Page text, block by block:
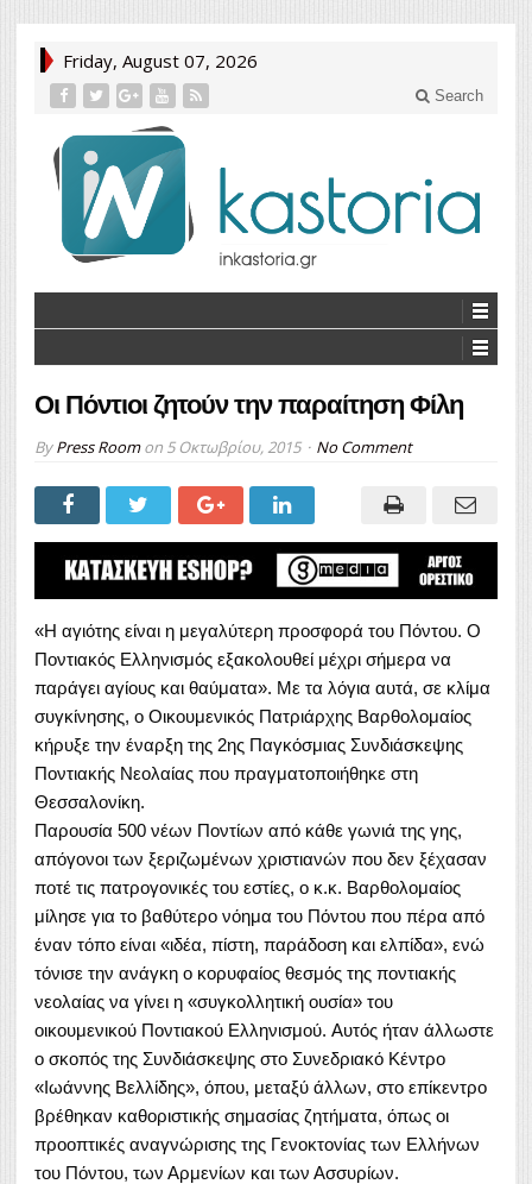
Friday, August 07, 2026
Search
Οι Πόντιοι ζητούν την παραίτηση Φίλη
ByPress Roomon 5 Οκτωβρίου, 2015 No Comment
«Η αγιότης είναι η μεγαλύτερη προσφορά του Πόντου. Ο
Ποντιακός Ελληνισμός εξακολουθεί μέχρι σήμερα να
παράγει αγίους και θαύματα». Με τα λόγια αυτά, σε κλίμα
συγκίνησης, ο Οικουμενικός Πατριάρχης Βαρθολομαίος
κήρυξε την έναρξη της 2ης Παγκόσμιας Συνδιάσκεψης
Ποντιακής Νεολαίας που πραγματοποιήθηκε στη
Θεσσαλονίκη.
Παρουσία 500 νέων Ποντίων από κάθε γωνιά της γης,
απόγονοι των ξεριζωμένων χριστιανών που δεν ξέχασαν
ποτέ τις πατρογονικές του εστίες, ο κ.κ. Βαρθολομαίος
μίλησε για το βαθύτερο νόημα του Πόντου που πέρα από
έναν τόπο είναι «ιδέα, πίστη, παράδοση και ελπίδα», ενώ
τόνισε την ανάγκη ο κορυφαίος θεσμός της ποντιακής
νεολαίας να γίνει η «συγκολλητική ουσία» του
οικουμενικού Ποντιακού Ελληνισμού. Αυτός ήταν άλλωστε
ο σκοπός της Συνδιάσκεψης στο Συνεδριακό Κέντρο
«Ιωάννης Βελλίδης», όπου, μεταξύ άλλων, στο επίκεντρο
βρέθηκαν καθοριστικής σημασίας ζητήματα, όπως οι
προοπτικές αναγνώρισης της Γενοκτονίας των Ελλήνων
του Πόντου, των Αρμενίων και των Ασσυρίων.